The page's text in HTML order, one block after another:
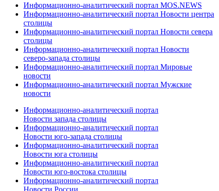
Информационно-аналитический портал MOS.NEWS
Информационно-аналитический портал Новости центра
столицы
Информационно-аналитический портал Новости севера
столицы
Информационно-аналитический портал Новости
северо-запада столицы
Информационно-аналитический портал Мировые
новости
Информационно-аналитический портал Мужские
новости
Информационно-аналитический портал
Новости запада столицы
Информационно-аналитический портал
Новости юго-запада столицы
Информационно-аналитический портал
Новости юга столицы
Информационно-аналитический портал
Новости юго-востока столицы
Информационно-аналитический портал
Новости России